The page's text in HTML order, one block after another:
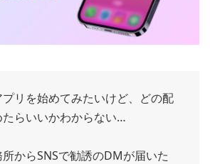
プリを始めてみたいけど、どの配
らいいかわからない…
所からSNSで勧誘のDMが届いた